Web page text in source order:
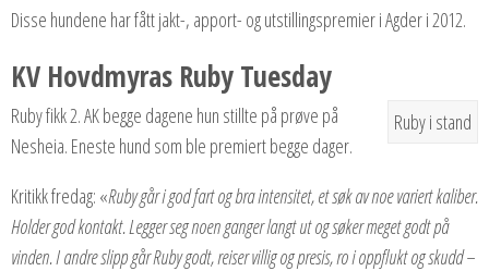
Disse hundene har fått jakt-, apport- og utstillingspremier i Agder i 2012.
KV Hovdmyras Ruby Tuesday
Ruby i stand
Ruby fikk 2. AK begge dagene hun stillte på prøve på
Nesheia. Eneste hund som ble premiert begge dager.
Kritikk fredag: «Ruby går i god fart og bra intensitet, et søk av noe variert kaliber.
Holder god kontakt. Legger seg noen ganger langt ut og søker meget godt på
vinden. I andre slipp går Ruby godt, reiser villig og presis, ro i oppflukt og skudd –